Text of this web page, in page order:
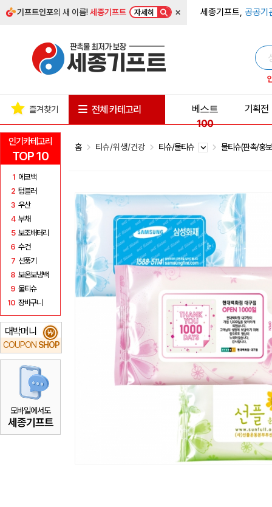
기프트인포의 새 이름!세종기프트 자세히 × 세종기프트, 공공기
인기카테고리
TOP 10
1 에코백
2 텀블러
3 우산
4 부채
5 보조배터리
6 수건
7 선풍기
8 보온보냉백
9 물티슈
10 장바구니
대박머니
COUPON SHOP
₩
모바일에서도
세종기프트
즐겨찾기 전체 카테고리
베스트
100
기획전
홈 티슈/위생/건강 티슈/물티슈 물티슈(판촉/홍